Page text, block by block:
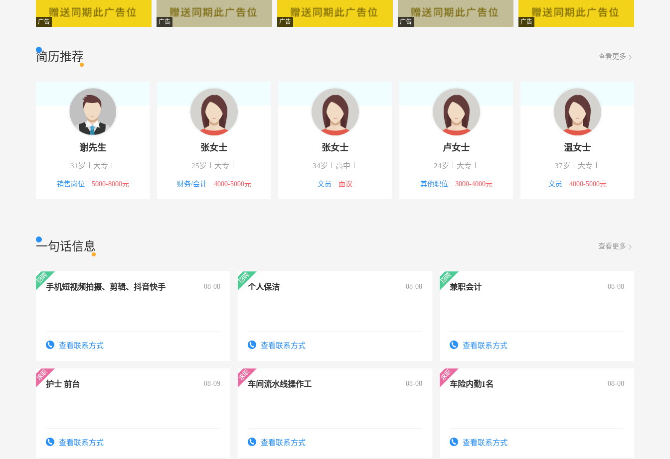
天猫美工设计 市场营销 武汉梧桐语科技有限公司 -大冶 面议 08-08
客服代表 市场营销
网络营销 市场营销 武汉双军信息技术有限公司 -大冶 08-08
市场营销 武汉普星德贸易有限公司 08-08
财务∕会计助理 市场营销 武汉普星德贸易有限公司 08-08
市场营销 武汉正维电子技术有限公司 08-08
广告 广告 广告 广告 广告
简历推荐 查看更多
谢先生
31岁 大专
销售岗位 5000-8000元
张女士
25岁 大专
财务/会计 4000-5000元
张女士
34岁 高中
文员 面议
卢女士
24岁 大专
其他职位 3000-4000元
温女士
37岁 大专
文员 4000-5000元
一句话信息 查看更多
手机短视频拍摄、剪辑、抖音快手 08-08
查看联系方式
个人保洁 08-08
查看联系方式
兼职会计 08-08
查看联系方式
护士 前台 08-09
查看联系方式
车间流水线操作工 08-08
查看联系方式
车险内勤1名 08-08
查看联系方式